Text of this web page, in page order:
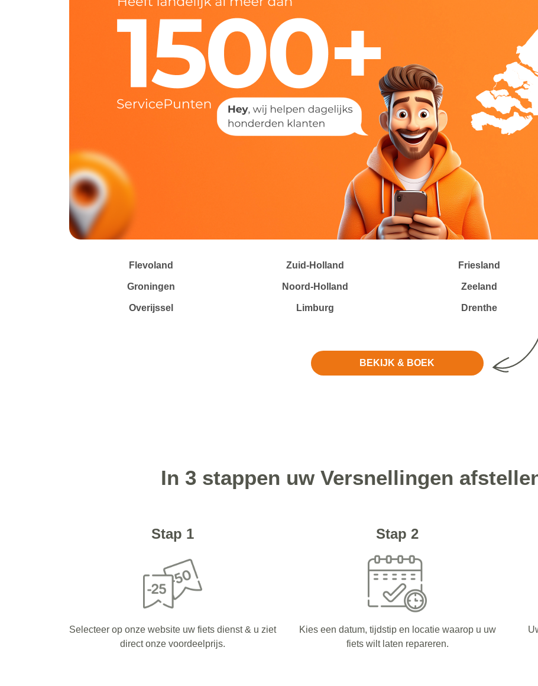
Flevoland Zuid-Holland Friesland
Groningen Noord-Holland Zeeland
Overijssel Limburg Drenthe
BEKIJK & BOEK
In 3 stappen uw Versnellingen
Stap 1
Selecteer op onze website uw fiets dienst & u ziet
direct onze voordeelprijs.
Stap 2
Kies een datum, tijdstip en locatie waarop u uw
fiets wilt laten repareren.